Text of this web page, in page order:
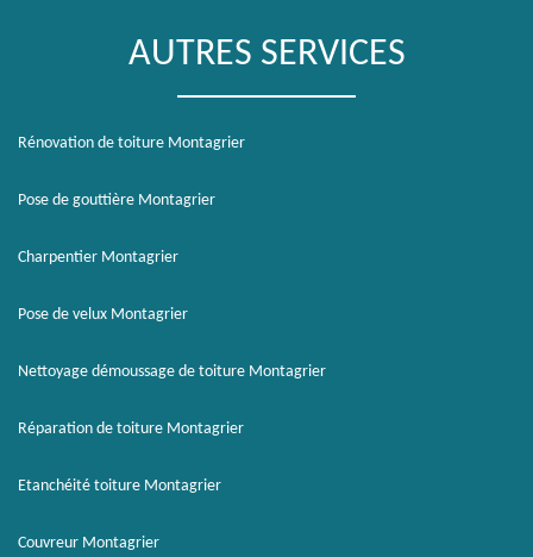
AUTRES SERVICES
Rénovation de toiture Montagrier
Pose de gouttière Montagrier
Charpentier Montagrier
Pose de velux Montagrier
Nettoyage démoussage de toiture Montagrier
Réparation de toiture Montagrier
Etanchéité toiture Montagrier
Couvreur Montagrier